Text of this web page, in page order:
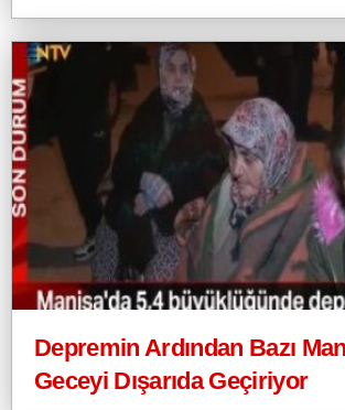
Depremin Ardından Bazı
Geceyi Dışarıda Geçiriyor